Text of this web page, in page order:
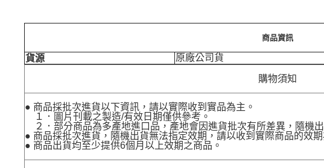
商品資訊
貨源 原廠公司貨
購物須知
● 商品採批次進貨以下資訊，請以實際收到實品為主。
１．圖片刊載之製造/有效日期僅供參考。
２．部分商品為多產地進口品，產地會因進貨批次有所差異，隨機出
● 商品採批次進貨，隨機出貨無法指定效期，請以收到實際商品的效期
● 商品出貨均至少提供6個月以上效期之商品。